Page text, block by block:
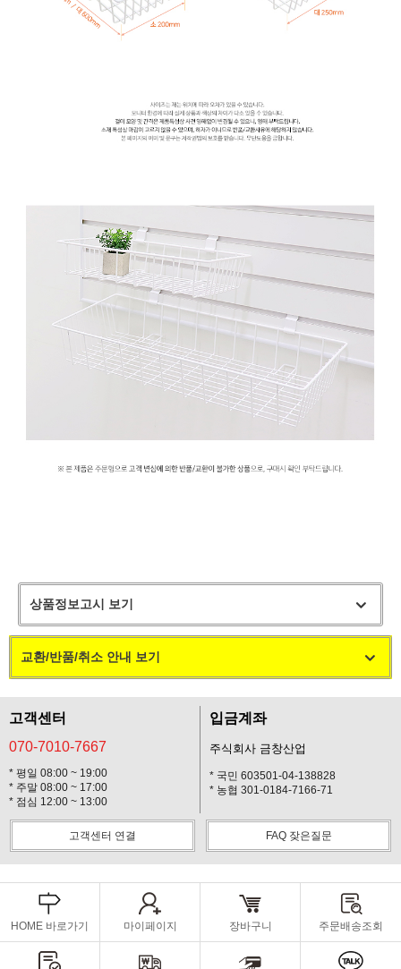
상품정보고시 보기
교환/반품/취소 안내 보기
고객센터
070-7010-7667
* 평일 08:00 ~ 19:00
* 주말 08:00 ~ 17:00
* 점심 12:00 ~ 13:00
입금계좌
주식회사 금창산업
* 국민 603501-04-138828
* 농협 301-0184-7166-71
고객센터 연결 FAQ 잦은질문
HOME 바로가기 마이페이지 장바구니 주문배송조회